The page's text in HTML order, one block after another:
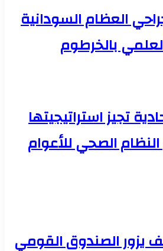
العظام السودانية
بالخرطوم
تجيز استراتيجيتها
الصحي للأعوام
يزور الصندوق القومي